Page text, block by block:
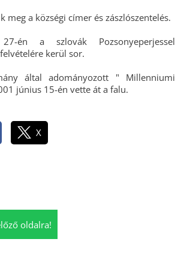
meg a községi címer és zászlószentelés.
én a szlovák Pozsonyeperjessel
kerül sor.
által adományozott " Millenniumi
június 15-én vette át a falu.
X
oldalra!